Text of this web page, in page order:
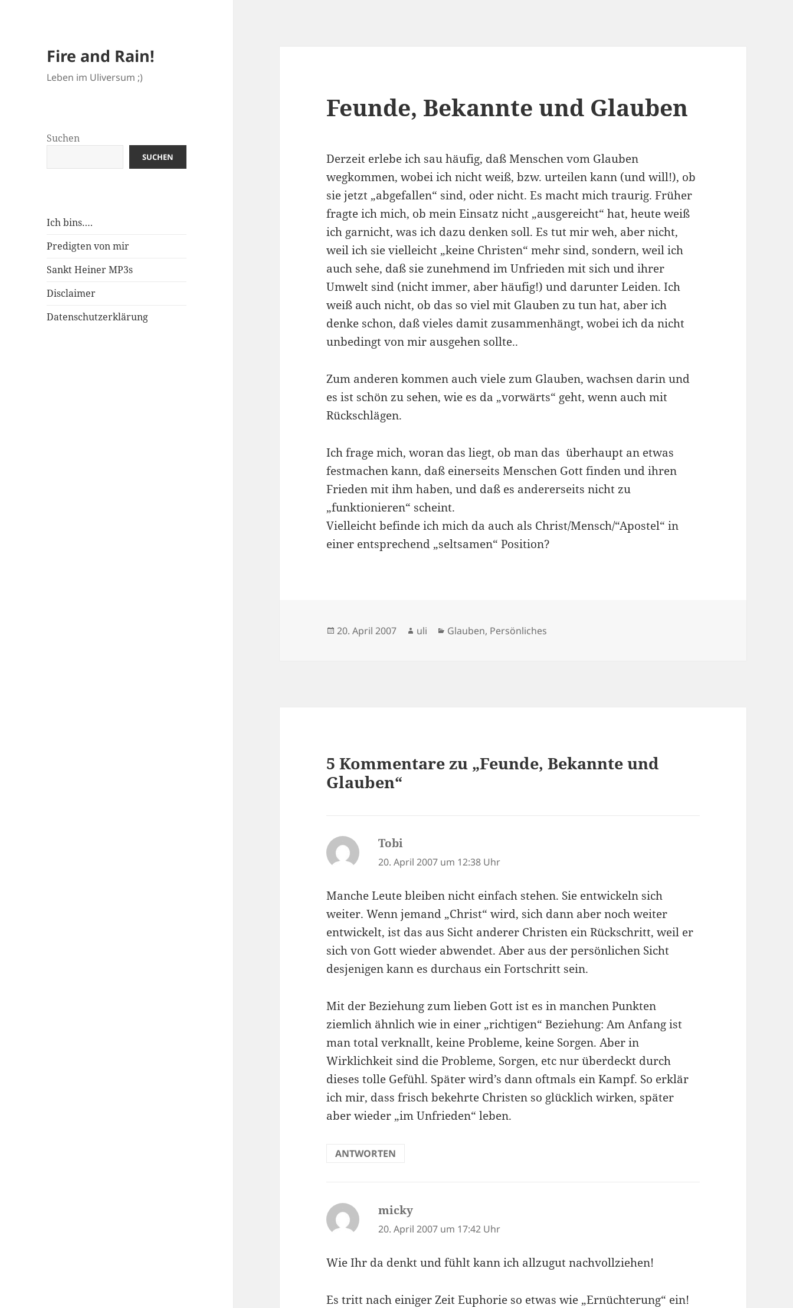
Fire and Rain!
Leben im Uliversum ;)
Suchen
SUCHEN
Ich bins….
Predigten von mir
Sankt Heiner MP3s
Disclaimer
Datenschutzerklärung
Feunde, Bekannte und Glauben
Derzeit erlebe ich sau häufig, daß Menschen vom Glauben
wegkommen, wobei ich nicht weiß, bzw. urteilen kann (und will!), ob
sie jetzt „abgefallen“ sind, oder nicht. Es macht mich traurig. Früher
fragte ich mich, ob mein Einsatz nicht „ausgereicht“ hat, heute weiß
ich garnicht, was ich dazu denken soll. Es tut mir weh, aber nicht,
weil ich sie vielleicht „keine Christen“ mehr sind, sondern, weil ich
auch sehe, daß sie zunehmend im Unfrieden mit sich und ihrer
Umwelt sind (nicht immer, aber häufig!) und darunter Leiden. Ich
weiß auch nicht, ob das so viel mit Glauben zu tun hat, aber ich
denke schon, daß vieles damit zusammenhängt, wobei ich da nicht
unbedingt von mir ausgehen sollte..
Zum anderen kommen auch viele zum Glauben, wachsen darin und
es ist schön zu sehen, wie es da „vorwärts“ geht, wenn auch mit
Rückschlägen.
Ich frage mich, woran das liegt, ob man das überhaupt an etwas
festmachen kann, daß einerseits Menschen Gott finden und ihren
Frieden mit ihm haben, und daß es andererseits nicht zu
„funktionieren“ scheint.
Vielleicht befinde ich mich da auch als Christ/Mensch/“Apostel“ in
einer entsprechend „seltsamen“ Position?
Veröffentlicht
20. April 2007 Autor
uli Kategorien
Glauben, Persönliches
5 Kommentare zu „Feunde, Bekannte und
Glauben“
Tobi
20. April 2007 um 12:38 Uhr
Manche Leute bleiben nicht einfach stehen. Sie entwickeln sich
weiter. Wenn jemand „Christ“ wird, sich dann aber noch weiter
entwickelt, ist das aus Sicht anderer Christen ein Rückschritt, weil er
sich von Gott wieder abwendet. Aber aus der persönlichen Sicht
desjenigen kann es durchaus ein Fortschritt sein.
Mit der Beziehung zum lieben Gott ist es in manchen Punkten
ziemlich ähnlich wie in einer „richtigen“ Beziehung: Am Anfang ist
man total verknallt, keine Probleme, keine Sorgen. Aber in
Wirklichkeit sind die Probleme, Sorgen, etc nur überdeckt durch
dieses tolle Gefühl. Später wird’s dann oftmals ein Kampf. So erklär
ich mir, dass frisch bekehrte Christen so glücklich wirken, später
aber wieder „im Unfrieden“ leben.
ANTWORTEN
micky
20. April 2007 um 17:42 Uhr
Wie Ihr da denkt und fühlt kann ich allzugut nachvollziehen!
Es tritt nach einiger Zeit Euphorie so etwas wie „Ernüchterung“ ein!